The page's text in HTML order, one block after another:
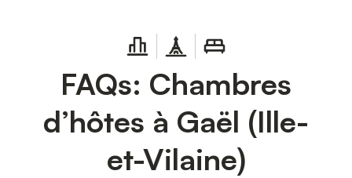
FAQs: Chambres
d’hôtes à Gaël (Ille-
et-Vilaine)